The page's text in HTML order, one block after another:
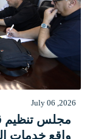
July 06 ,2026
مجلس تنظيم
واقع خدمات